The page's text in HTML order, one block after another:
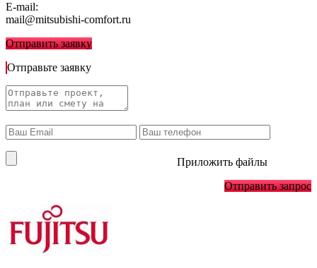
E-mail:
mail@mitsubishi-comfort.ru
Отправить заявку
Отправьте заявку
Приложить файлы
Отправить запрос